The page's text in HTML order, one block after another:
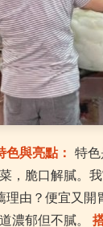
色與亮點： 特
，脆口解膩。
理由？便宜又開
濃郁但不膩。